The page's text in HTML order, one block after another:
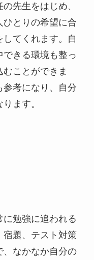
先生をはじめ、
とりの希望に合
てくれます。自
きる環境も整っ
ことができま
考になり、自分
ます。
勉強に追われる
宿題、テスト対策
、なかなか自分の